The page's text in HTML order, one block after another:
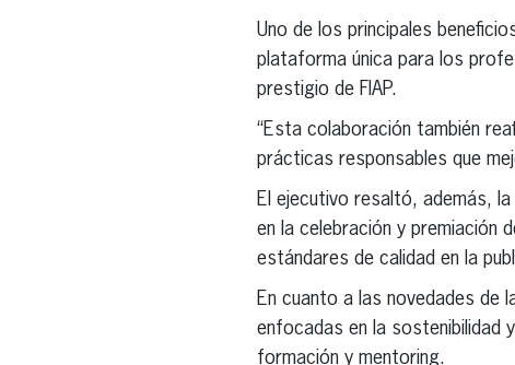
Uno de los principales
plataforma única para los
prestigio de FIAP.
“Esta colaboración también
prácticas responsables que
El ejecutivo resaltó, además,
en la celebración y premiación
estándares de calidad en la
En cuanto a las novedades de
enfocadas en la sostenibilidad
formación y mentoring.